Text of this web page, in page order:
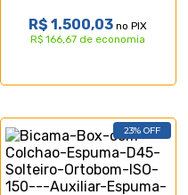
R$ 1.500,03 no PIX
R$ 166,67 de economia
23% OFF